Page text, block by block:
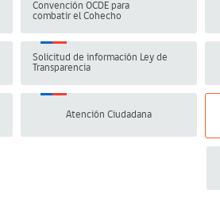
Convención OCDE para
combatir el Cohecho
Solicitud de información Ley de
Transparencia
Atención Ciudadana